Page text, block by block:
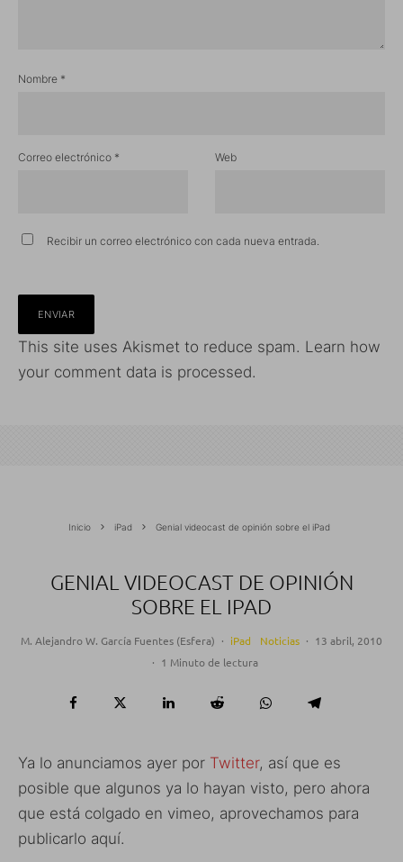
Nombre *
Correo electrónico * Web
Recibir un correo electrónico con cada nueva entrada.
This site uses Akismet to reduce spam. Learn how
your comment data is processed.
Inicio iPad Genial videocast de opinión sobre el iPad
GENIAL VIDEOCAST DE OPINIÓN
SOBRE EL IPAD
M. Alejandro W. García Fuentes (Esfera) · iPad Noticias · 13 abril, 2010
· 1 Minuto de lectura
Ya lo anunciamos ayer por Twitter, así que es
posible que algunos ya lo hayan visto, pero ahora
que está colgado en vimeo, aprovechamos para
publicarlo aquí.